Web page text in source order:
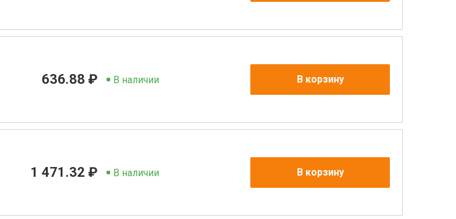
636.88 ₽ В наличии В корзину
1 471.32 ₽ В наличии В корзину